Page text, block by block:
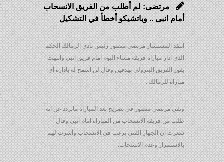
مرتضى: لم أطلب من الفريق الانسحاب
أمام انبى .. وباتشيكو أخطأ في التشكيل
انتقد المستشار مرتضى منصور رئيس نادى الزمالك الحكم
الذى ادار مباراة فريقه مساء اليوم امام فريق انبى وانتهت
بفوز الفريق البترولى بهدفين وقال لن اسمح له بادارة أى
مباراة للزمالك .
ونفى مرتضى منصور فى تصريح بعد المباراة ماتردد عن انه
طلب من فريقه الانسحاب من المباراة امام انبى وقال
شعرت ان الجهاز الفنى يرغب فى الانسحاب وأشرت لهم
بالاستمرار وعدم الانسحاب.